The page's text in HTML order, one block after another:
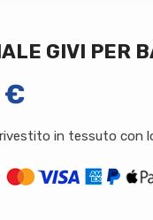
GIVI PER
€
rivestito in tessuto con